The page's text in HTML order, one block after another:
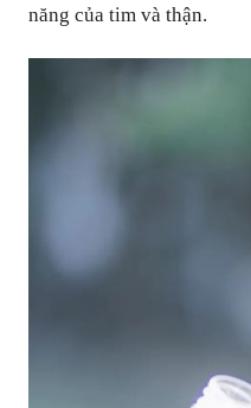
năng của tim và thận.